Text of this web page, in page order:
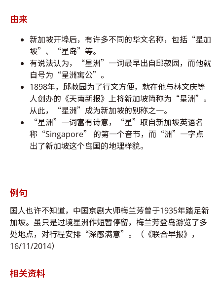
由来
新加坡开埠后，有许多不同的华文名称，包括“星加
坡”、“星岛”等。
有说法认为，“星洲”一词最早出自邱菽园，而他就
自号为“星洲寓公”。
1898年，邱菽园为了行文方便，就在他与林文庆等
人创办的《天南新报》上将新加坡简称为“星洲”。
从此，“星洲”成为新加坡的别称之一。
“星洲”一词富有诗意，“星”取自新加坡英语名
称“Singapore” 的第一个音节，而“洲”一字点
出了新加坡这个岛国的地理样貌。
例句
国人也许不知道，中国京剧大师梅兰芳曾于1935年踏足新
加坡。虽只是过境星洲作短暂停留，梅兰芳登岛游览了多
处地点，对行程安排“深感满意”。（《联合早报》，
16/11/2014）
相关资料